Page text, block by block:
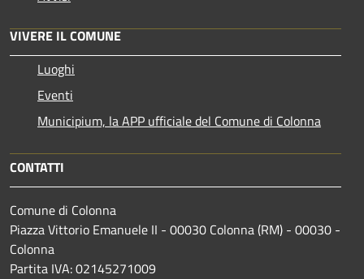
VIVERE IL COMUNE
Luoghi
Eventi
Municipium, la APP ufficiale del Comune di Colonna
CONTATTI
Comune di Colonna
Piazza Vittorio Emanuele II - 00030 Colonna (RM) - 00030 -
Colonna
Partita IVA: 02145271009